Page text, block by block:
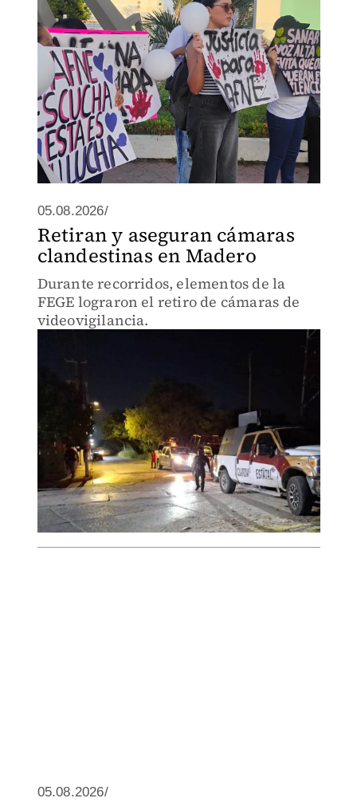
05.08.2026/
Retiran y aseguran cámaras
clandestinas en Madero
Durante recorridos, elementos de la
FEGE lograron el retiro de cámaras de
videovigilancia.
05.08.2026/